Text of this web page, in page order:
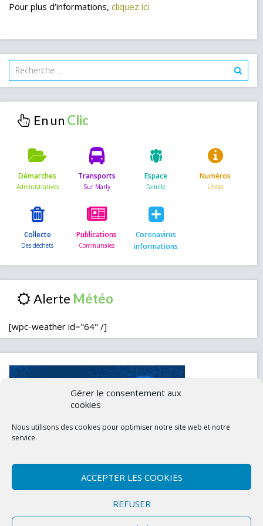
Gérer le consentement aux
cookies
Nous utilisons des cookies pour optimiser notre site web et notre
service.
ACCEPTER LES COOKIES
REFUSER
Pour plus d’informations, cliquez ici
En un
Démarches Transports Espace Numéros
Collecte Publications
Coronavirus
informations
Alerte
[wpc-weather id="64" /]
Politique de confidentialité (UE)